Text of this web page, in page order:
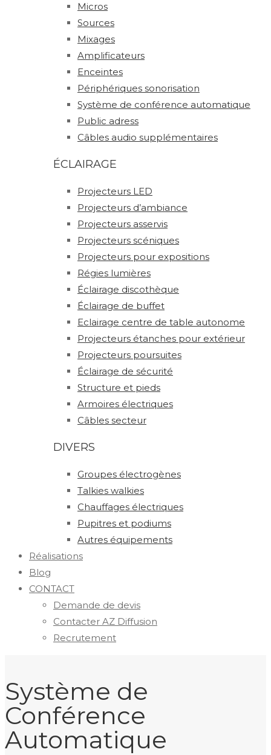
Micros
Sources
Mixages
Amplificateurs
Enceintes
Périphériques sonorisation
Système de conférence automatique
Public adress
Câbles audio supplémentaires
ÉCLAIRAGE
Projecteurs LED
Projecteurs d’ambiance
Projecteurs asservis
Projecteurs scéniques
Projecteurs pour expositions
Régies lumières
Éclairage discothèque
Éclairage de buffet
Eclairage centre de table autonome
Projecteurs étanches pour extérieur
Projecteurs poursuites
Éclairage de sécurité
Structure et pieds
Armoires électriques
Câbles secteur
DIVERS
Groupes électrogènes
Talkies walkies
Chauffages électriques
Pupitres et podiums
Autres équipements
Réalisations
Blog
CONTACT
Demande de devis
Contacter AZ Diffusion
Recrutement
Système de
Conférence
Automatique